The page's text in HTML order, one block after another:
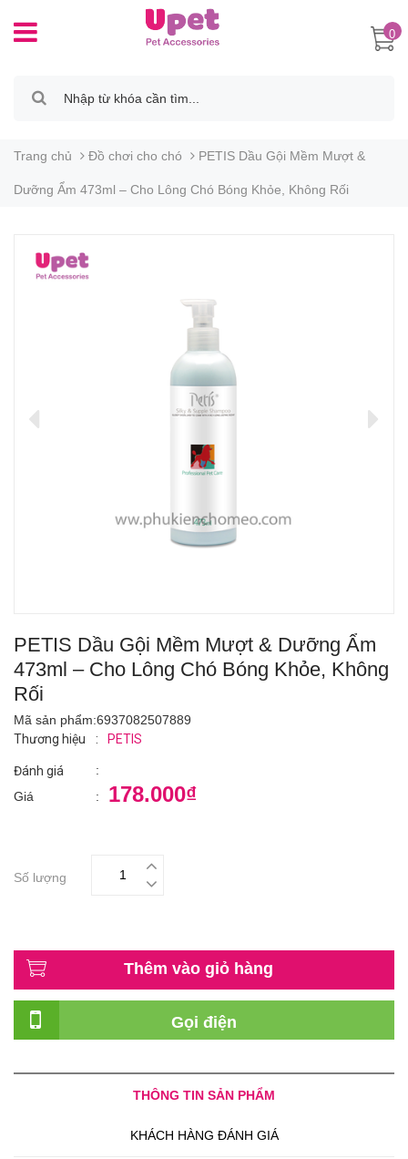
0
Trang chủ Đồ chơi cho chó PETIS Dầu Gội Mềm Mượt &
Dưỡng Ẩm 473ml – Cho Lông Chó Bóng Khỏe, Không Rối
PETIS Dầu Gội Mềm Mượt & Dưỡng Ẩm
473ml – Cho Lông Chó Bóng Khỏe, Không
Rối
Mã sản phẩm:6937082507889
Thương hiệu
: PETIS
Đánh giá
:
Giá
: 178.000₫
Số lượng
Thêm vào giỏ hàng
Gọi điện
THÔNG TIN SẢN PHẨM
KHÁCH HÀNG ĐÁNH GIÁ